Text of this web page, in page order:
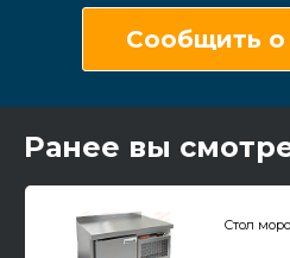
Сообщить
Ранее вы
Стол